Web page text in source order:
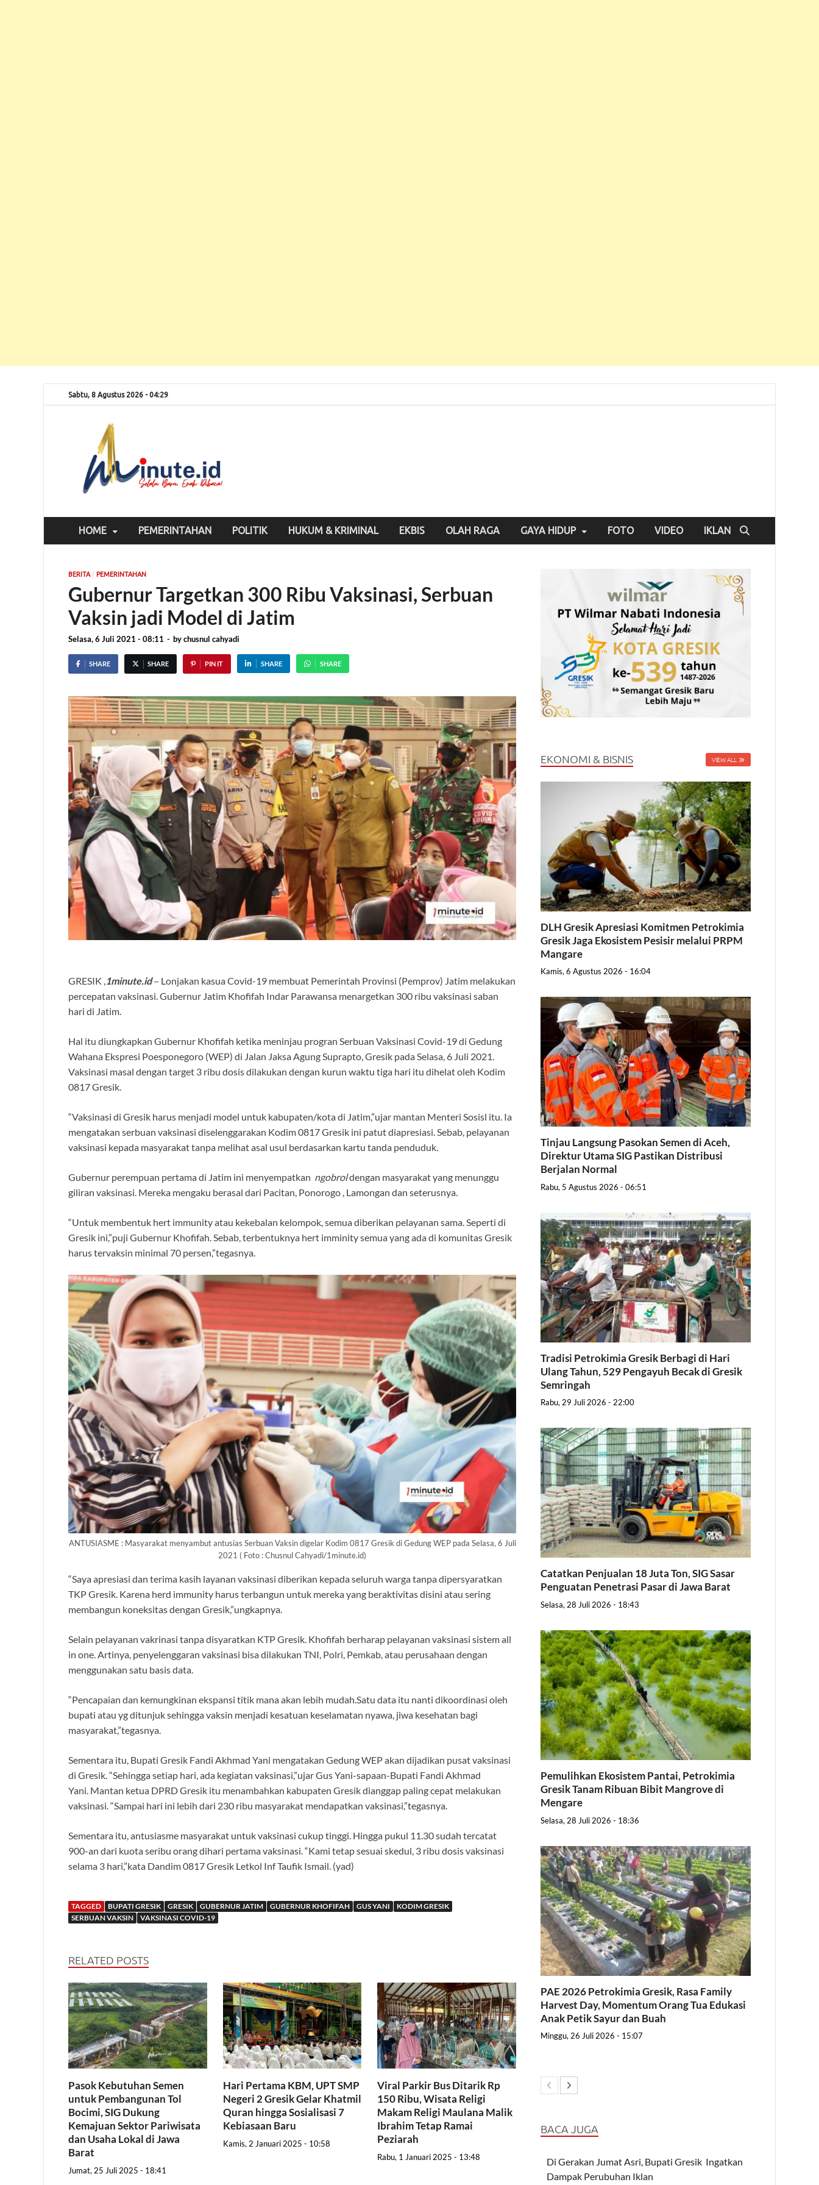
Sabtu, 8 Agustus 2026 - 04:29
HOME PEMERINTAHAN POLITIK HUKUM & KRIMINAL EKBIS OLAH RAGA GAYA HIDUP FOTO VIDEO IKLAN
BERITA/ PEMERINTAHAN
Gubernur Targetkan 300 Ribu Vaksinasi, Serbuan
Vaksin jadi Model di Jatim
Selasa, 6 Juli 2021 - 08:11 - bychusnul cahyadi
SHARE SHARE PIN IT SHARE SHARE
GRESIK ,1minute.id– Lonjakan kasua Covid-19 membuat Pemerintah Provinsi (Pemprov) Jatim melakukan
percepatan vaksinasi. Gubernur Jatim Khofifah Indar Parawansa menargetkan 300 ribu vaksinasi saban
hari di Jatim.
Hal itu diungkapkan Gubernur Khofifah ketika meninjau progran Serbuan Vaksinasi Covid-19 di Gedung
Wahana Ekspresi Poesponegoro (WEP) di Jalan Jaksa Agung Suprapto, Gresik pada Selasa, 6 Juli 2021.
Vaksinasi masal dengan target 3 ribu dosis dilakukan dengan kurun waktu tiga hari itu dihelat oleh Kodim
0817 Gresik.
“Vaksinasi di Gresik harus menjadi model untuk kabupaten/kota di Jatim,”ujar mantan Menteri Sosisl itu. Ia
mengatakan serbuan vaksinasi diselenggarakan Kodim 0817 Gresik ini patut diapresiasi. Sebab, pelayanan
vaksinasi kepada masyarakat tanpa melihat asal usul berdasarkan kartu tanda penduduk.
Gubernur perempuan pertama di Jatim ini menyempatkan ngobroldengan masyarakat yang menunggu
giliran vaksinasi. Mereka mengaku berasal dari Pacitan, Ponorogo , Lamongan dan seterusnya.
“Untuk membentuk hert immunity atau kekebalan kelompok, semua diberikan pelayanan sama. Seperti di
Gresik ini,”puji Gubernur Khofifah. Sebab, terbentuknya hert imminity semua yang ada di komunitas Gresik
harus tervaksin minimal 70 persen,”tegasnya.
ANTUSIASME : Masyarakat menyambut antusias Serbuan Vaksin digelar Kodim 0817 Gresik di Gedung WEP pada Selasa, 6 Juli
2021 ( Foto : Chusnul Cahyadi/1minute.id)
“Saya apresiasi dan terima kasih layanan vaksinasi diberikan kepada seluruh warga tanpa dipersyaratkan
TKP Gresik. Karena herd immunity harus terbangun untuk mereka yang beraktivitas disini atau sering
membangun koneksitas dengan Gresik,”ungkapnya.
Selain pelayanan vakrinasi tanpa disyaratkan KTP Gresik. Khofifah berharap pelayanan vaksinasi sistem all
in one. Artinya, penyelenggaran vaksinasi bisa dilakukan TNI, Polri, Pemkab, atau perusahaan dengan
menggunakan satu basis data.
“Pencapaian dan kemungkinan ekspansi titik mana akan lebih mudah.Satu data itu nanti dikoordinasi oleh
bupati atau yg ditunjuk sehingga vaksin menjadi kesatuan keselamatan nyawa, jiwa kesehatan bagi
masyarakat,”tegasnya.
Sementara itu, Bupati Gresik Fandi Akhmad Yani mengatakan Gedung WEP akan dijadikan pusat vaksinasi
di Gresik. “Sehingga setiap hari, ada kegiatan vaksinasi,”ujar Gus Yani-sapaan-Bupati Fandi Akhmad
Yani. Mantan ketua DPRD Gresik itu menambahkan kabupaten Gresik dianggap paling cepat melakukan
vaksinasi. “Sampai hari ini lebih dari 230 ribu masyarakat mendapatkan vaksinasi,”tegasnya.
Sementara itu, antusiasme masyarakat untuk vaksinasi cukup tinggi. Hingga pukul 11.30 sudah tercatat
900-an dari kuota seribu orang dihari pertama vaksinasi. “Kami tetap sesuai skedul, 3 ribu dosis vaksinasi
selama 3 hari,”kata Dandim 0817 Gresik Letkol Inf Taufik Ismail. (yad)
TAGGED BUPATI GRESIK GRESIK GUBERNUR JATIM GUBERNUR KHOFIFAH GUS YANI
KODIM GRESIK
SERBUAN VAKSIN
VAKSINASI COVID-19
RELATED POSTS
Pasok Kebutuhan Semen
untuk Pembangunan Tol
Bocimi, SIG Dukung
Kemajuan Sektor Pariwisata
dan Usaha Lokal di Jawa
Barat
Jumat, 25 Juli 2025 - 18:41
Hari Pertama KBM, UPT SMP
Negeri 2 Gresik Gelar Khatmil
Quran hingga Sosialisasi 7
Kebiasaan Baru
Kamis, 2 Januari 2025 - 10:58
Viral Parkir Bus Ditarik Rp
150 Ribu, Wisata Religi
Makam Religi Maulana Malik
Ibrahim Tetap Ramai
Peziarah
Rabu, 1 Januari 2025 - 13:48
EKONOMI & BISNIS VIEW ALL
DLH Gresik Apresiasi Komitmen Petrokimia
Gresik Jaga Ekosistem Pesisir melalui PRPM
Mangare
Kamis, 6 Agustus 2026 - 16:04
Tinjau Langsung Pasokan Semen di Aceh,
Direktur Utama SIG Pastikan Distribusi
Berjalan Normal
Rabu, 5 Agustus 2026 - 06:51
Tradisi Petrokimia Gresik Berbagi di Hari
Ulang Tahun, 529 Pengayuh Becak di Gresik
Semringah
Rabu, 29 Juli 2026 - 22:00
Catatkan Penjualan 18 Juta Ton, SIG Sasar
Penguatan Penetrasi Pasar di Jawa Barat
Selasa, 28 Juli 2026 - 18:43
Pemulihkan Ekosistem Pantai, Petrokimia
Gresik Tanam Ribuan Bibit Mangrove di
Mengare
Selasa, 28 Juli 2026 - 18:36
PAE 2026 Petrokimia Gresik, Rasa Family
Harvest Day, Momentum Orang Tua Edukasi
Anak Petik Sayur dan Buah
Minggu, 26 Juli 2026 - 15:07
BACA JUGA
Di Gerakan Jumat Asri, Bupati Gresik Ingatkan
Dampak Perubuhan Iklan